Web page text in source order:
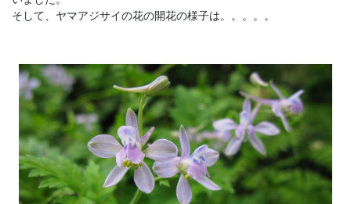
そして、ヤマアジサイの花の開花の様子は。。。。。